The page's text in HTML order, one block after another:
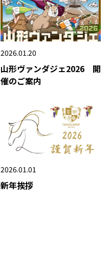
2026.01.20
山形ヴァンダジェ2026 開
催のご案内
2026.01.01
新年挨拶